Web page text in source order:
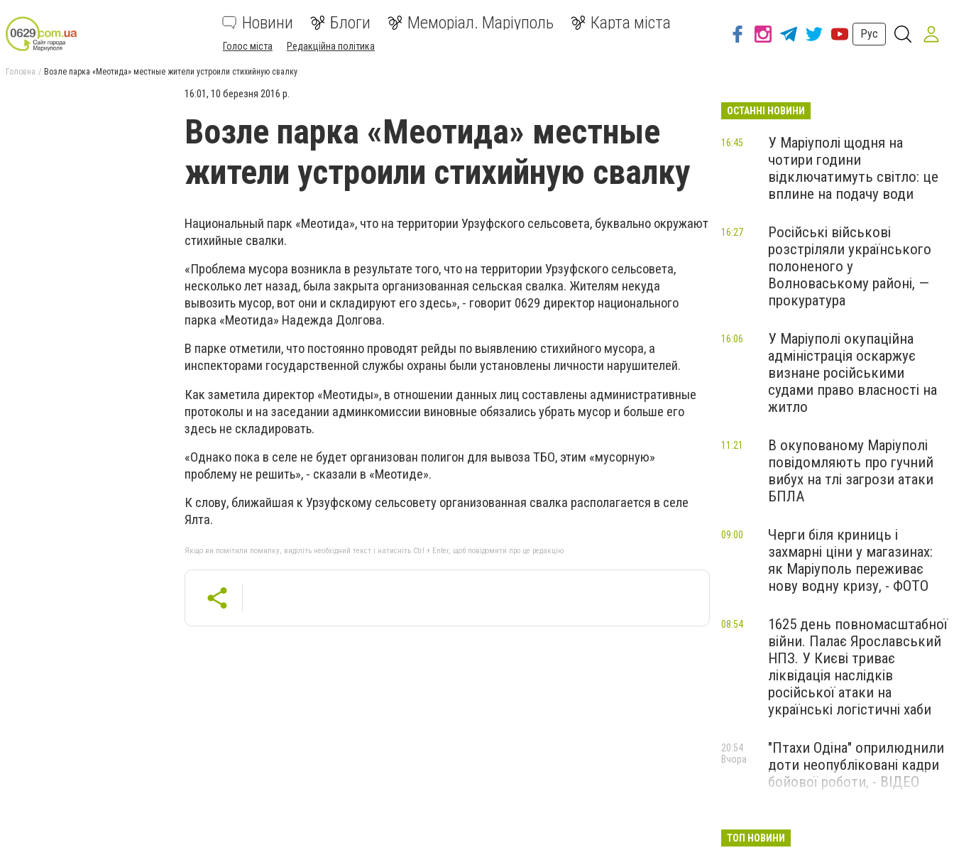
Новини Блоги Меморіал. Маріуполь Карта міста
Голос міста Редакційна політика
Рус
Головна Возле парка «Меотида» местные жители устроили стихийную свалку
16:01, 10 березня 2016 р.
Возле парка «Меотида» местные
жители устроили стихийную свалку
Национальный парк «Меотида», что на территории Урзуфского сельсовета, буквально окружают
стихийные свалки.
«Проблема мусора возникла в результате того, что на территории Урзуфского сельсовета,
несколько лет назад, была закрыта организованная сельская свалка. Жителям некуда
вывозить мусор, вот они и складируют его здесь», - говорит 0629 директор национального
парка «Меотида» Надежда Долгова.
В парке отметили, что постоянно проводят рейды по выявлению стихийного мусора, а
инспекторами государственной службы охраны были установлены личности нарушителей.
Как заметила директор «Меотиды», в отношении данных лиц составлены административные
протоколы и на заседании админкомиссии виновные обязались убрать мусор и больше его
здесь не складировать.
«Однако пока в селе не будет организован полигон для вывоза ТБО, этим «мусорную»
проблему не решить», - сказали в «Меотиде».
К слову, ближайшая к Урзуфскому сельсовету организованная свалка располагается в селе
Ялта.
Якщо ви помітили помилку, виділіть необхідний текст і натисніть Ctrl + Enter, щоб повідомити про це редакцію
ОСТАННІ НОВИНИ
У Маріуполі щодня на
чотири години
відключатимуть світло: це
вплине на подачу води
16:45
Російські військові
розстріляли українського
полоненого у
Волноваському районі, —
прокуратура
16:27
У Маріуполі окупаційна
адміністрація оскаржує
визнане російськими
судами право власності на
житло
16:06
В окупованому Маріуполі
повідомляють про гучний
вибух на тлі загрози атаки
БПЛА
11:21
Черги біля криниць і
захмарні ціни у магазинах:
як Маріуполь переживає
нову водну кризу, - ФОТО
09:00
1625 день повномасштабної
війни. Палає Ярославський
НПЗ. У Києві триває
ліквідація наслідків
російської атаки на
українські логістичні хаби
08:54
"Птахи Одіна" оприлюднили
доти неопубліковані кадри
бойової роботи, - ВІДЕО
20:54
Вчора
Бєдняков зіграє тата
Вчора
ТОП НОВИНИ